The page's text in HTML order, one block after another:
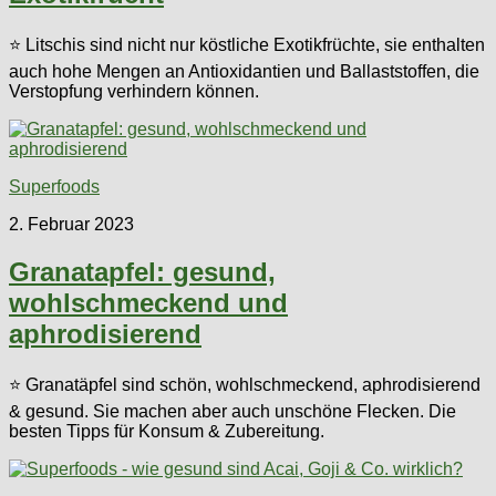
⭐ Litschis sind nicht nur köstliche Exotikfrüchte, sie enthalten
auch hohe Mengen an Antioxidantien und Ballaststoffen, die
Verstopfung verhindern können.
Superfoods
2. Februar 2023
Granatapfel: gesund,
wohlschmeckend und
aphrodisierend
⭐ Granatäpfel sind schön, wohlschmeckend, aphrodisierend
& gesund. Sie machen aber auch unschöne Flecken. Die
besten Tipps für Konsum & Zubereitung.